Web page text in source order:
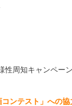
性周知キャンペ
ンテスト」への協